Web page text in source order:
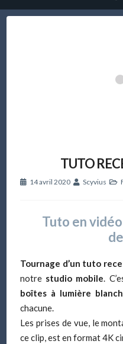
TUTO
14 avril 2020 Scyvius
Tuto en
Tournage d’un tuto
notre studio mobile.
boîtes à lumière
chacune.
Les prises de vue, le
ce clip, est en format 4K